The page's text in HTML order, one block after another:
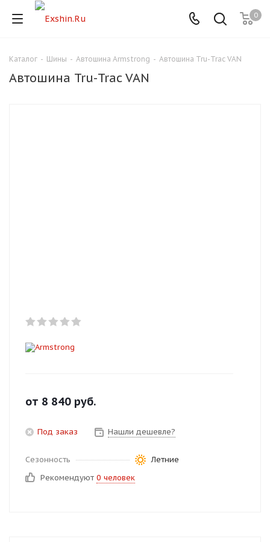
0
Каталог - Шины - Автошина Armstrong - Автошина Tru-Trac VAN
Автошина Tru-Trac VAN
от 8 840 руб.
Под заказ Нашли дешевле?
Сезонность
Летние
Рекомендуют 0 человек
Для клиентов всех банков
Оплачивайте сегодня только
Получайте товар
% будут
с вашей карты
по25%каждые 2 недели